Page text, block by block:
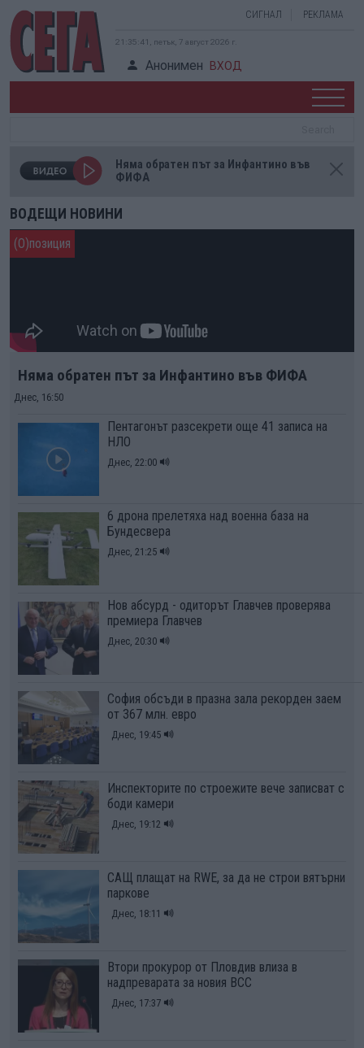
СИГНАЛ РЕКЛАМА
21:35:42, петък, 7 август 2026 г.
Анонимен ВХОД
Няма обратен път за Инфантино във
ФИФА
ВОДЕЩИ НОВИНИ
Няма обратен път за Инфантино във ФИФА
Днес, 16:50
Пентагонът разсекрети още 41 записа на
НЛО
Днес, 22:00
6 дрона прелетяха над военна база на
Бундесвера
Днес, 21:25
Нов абсурд - одиторът Главчев проверява
премиера Главчев
Днес, 20:30
София обсъди в празна зала рекорден заем
от 367 млн. евро
Днес, 19:45
Инспекторите по строежите вече записват с
боди камери
Днес, 19:12
САЩ плащат на RWE, за да не строи вятърни
паркове
Днес, 18:11
Втори прокурор от Пловдив влиза в
надпреварата за новия ВСС
Днес, 17:37